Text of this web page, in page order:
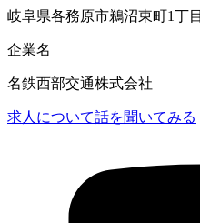
岐阜県各務原市鵜沼東町1丁
企業名
名鉄西部交通株式会社
求人について話を聞いてみる